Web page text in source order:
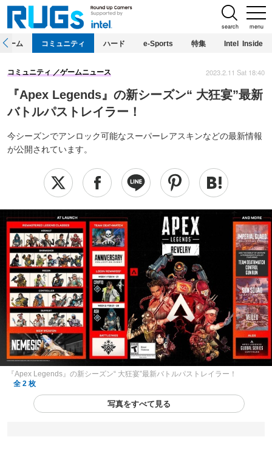
menu
search
ホーム コミュニティ ハード e-Sports 特集 Intel Inside
『Apex Legends』の新シーズン“ 大狂宴”最新
バトルパストレイラー！
今シーズンでアンロック可能なスーパーレアスキンなどの最新情報
が公開されています。
コミュニティ ゲームニュース 2023.2.11 Sat 18:40
『Apex Legends』の新シーズン“ 大狂宴”最新バトルパストレイラー！
全 2 枚
写真をすべて見る